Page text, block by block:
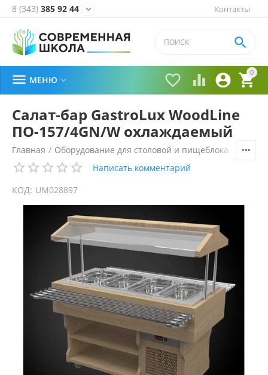
Контакты
8 (343) 385 92 44 
0


 

 МЕНЮ 
Салат-бар GastroLux WoodLine
ПО-157/4GN/W охлаждаемый
Главная / Оборудование для столовой и пищеблока
Написать комментарий
КОД: UM028897